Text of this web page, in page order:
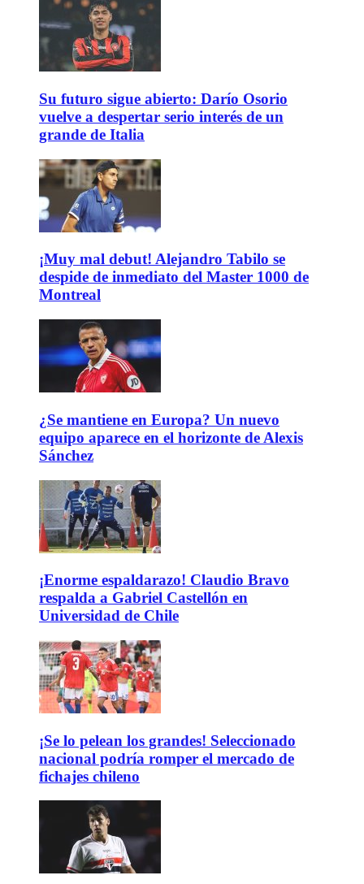
Su futuro sigue abierto: Darío Osorio
vuelve a despertar serio interés de un
grande de Italia
¡Muy mal debut! Alejandro Tabilo se
despide de inmediato del Master 1000 de
Montreal
¿Se mantiene en Europa? Un nuevo
equipo aparece en el horizonte de Alexis
Sánchez
¡Enorme espaldarazo! Claudio Bravo
respalda a Gabriel Castellón en
Universidad de Chile
¡Se lo pelean los grandes! Seleccionado
nacional podría romper el mercado de
fichajes chileno